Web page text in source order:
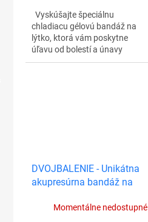
Vyskúšajte špeciálnu
chladiacu gélovú bandáž na
lýtko, ktorá vám poskytne
úľavu od bolestí a únavy
v nohách a vy nadobudnete
DVOJBALENIE - Unikátna
akupresúrna bandáž na
Momentálne nedostupné